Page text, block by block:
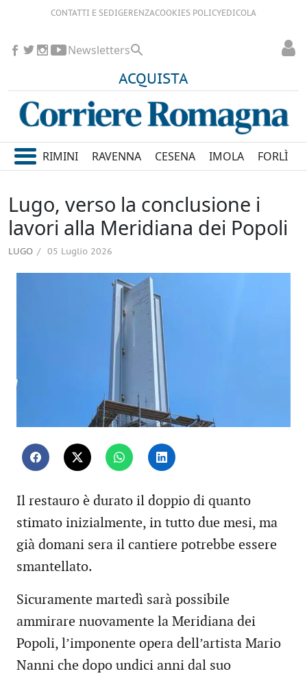
CONTATTI E SEDIGERENZACOOKIES POLICYEDICOLA
ACQUISTA
Newsletters
RIMINI RAVENNA CESENA IMOLA FORLÌ
Lugo, verso la conclusione i
lavori alla Meridiana dei Popoli
LUGO 05 Luglio 2026
Il restauro è durato il doppio di quanto
stimato inizialmente, in tutto due mesi, ma
già domani sera il cantiere potrebbe essere
smantellato.
Sicuramente martedì sarà possibile
ammirare nuovamente la Meridiana dei
Popoli, l’imponente opera dell’artista Mario
Nanni che dopo undici anni dal suo